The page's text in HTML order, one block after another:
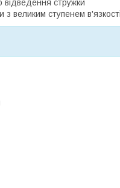
відведення стружки
великим ступенем